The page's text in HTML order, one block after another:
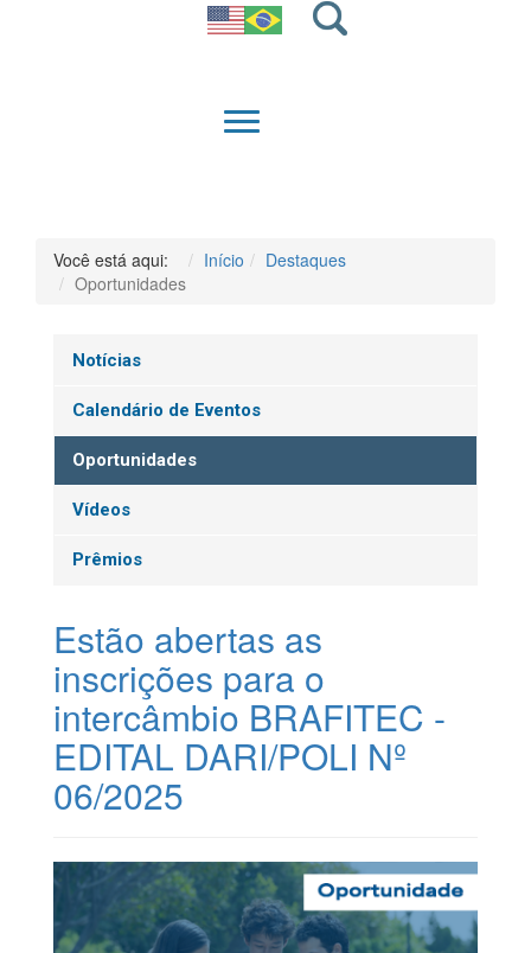
QUEM SOMOS
Você está aqui: Início
Destaques
Oportunidades
Notícias
Calendário de Eventos
Oportunidades
Vídeos
Prêmios
Estão abertas as
inscrições para o
intercâmbio BRAFITEC -
EDITAL DARI/POLI Nº
06/2025